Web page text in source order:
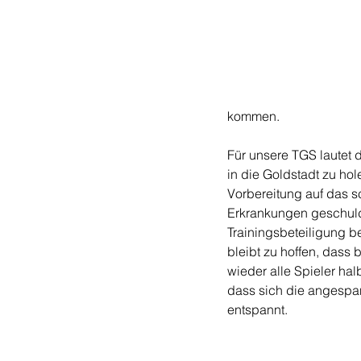
kommen.
Für unsere TGS lautet
in die Goldstadt zu
Vorbereitung auf das
Erkrankungen
Trainingsbeteiligung
bleibt zu hoffen, dass
wieder alle Spieler
dass sich die
entspannt.